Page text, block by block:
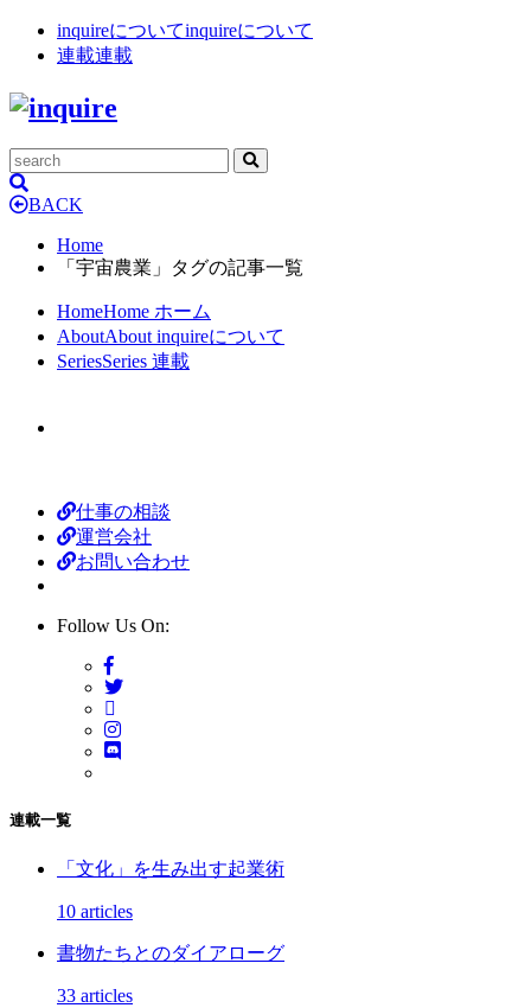
inquireについてinquireについて
連載連載
BACK
Home
「宇宙農業」タグの記事一覧
HomeHome ホーム
AboutAbout inquireについて
SeriesSeries 連載
仕事の相談
運営会社
お問い合わせ
Follow Us On:
連載一覧
「文化」を生み出す起業術
10 articles
書物たちとのダイアローグ
33 articles